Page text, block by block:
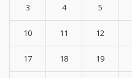
3 4 5
10 11 12
17 18 19